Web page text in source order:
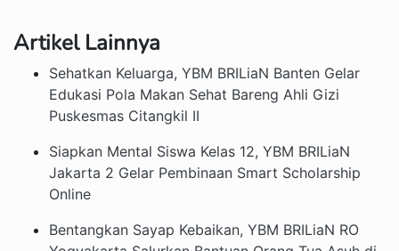
Artikel Lainnya
Sehatkan Keluarga, YBM BRILiaN Banten Gelar
Edukasi Pola Makan Sehat Bareng Ahli Gizi
Puskesmas Citangkil II
Siapkan Mental Siswa Kelas 12, YBM BRILiaN
Jakarta 2 Gelar Pembinaan Smart Scholarship
Online
Bentangkan Sayap Kebaikan, YBM BRILiaN RO